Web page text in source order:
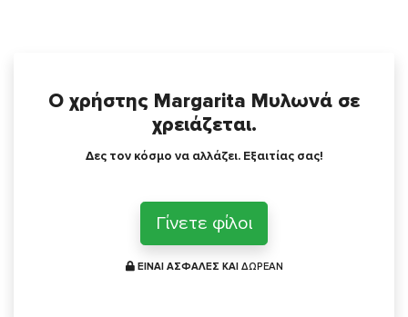
Ο χρήστης Margarita Μυλωνά σε
χρειάζεται.
Δες τον κόσμο να αλλάζει. Εξαιτίας σας!
Γίνετε φίλοι
ΕΙΝΑΙ ΑΣΦΑΛΕΣ ΚΑΙ ΔΩΡΕΑΝ